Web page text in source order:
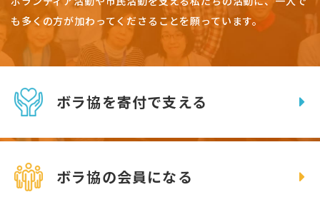
も多くの方が加わってくださることを願っています。
ボラ協を寄付で支える
ボラ協の会員になる